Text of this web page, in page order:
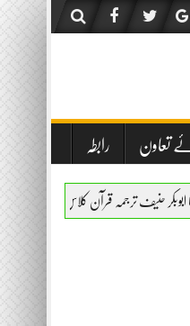
تعاون رابطہ
2023-05-01